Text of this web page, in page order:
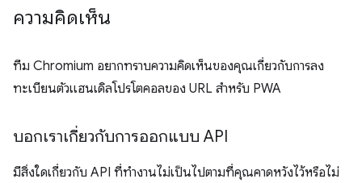
ความคิดเห็น
ทีม Chromium อยากทราบความคิดเห็นของคุณเกี่ยวกับการลง
ทะเบียนตัวแฮนเดิลโปรโตคอลของ URL สำหรับ PWA
บอกเราเกี่ยวกับการออกแบบ API
มีสิ่งใดเกี่ยวกับ API ที่ทำงานไม่เป็นไปตามที่คุณคาดหวังไว้หรือไม่